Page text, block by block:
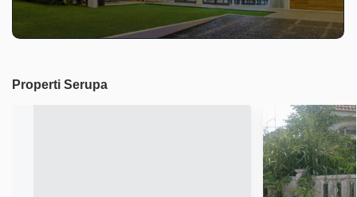
Properti Serupa